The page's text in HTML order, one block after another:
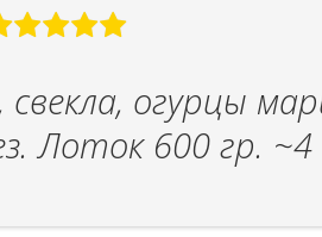
огурцы
Лоток 600 гр. ~4